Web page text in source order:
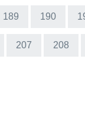
189 190
207 208